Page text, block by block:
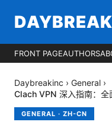
FRONT PAGEAUTHORS
Daybreakinc › General ›
Clach VPN 深入指南：全
GENERAL · ZH-CN